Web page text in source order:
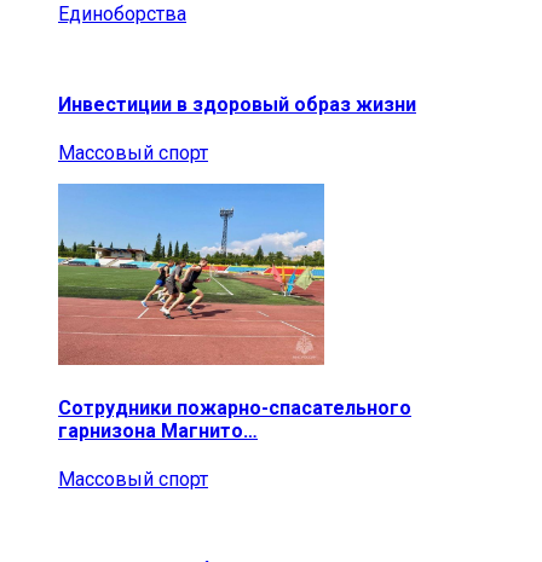
Единоборства
Инвестиции в здоровый образ жизни
Массовый спорт
Сотрудники пожарно-спасательного
гарнизона Магнито…
Массовый спорт